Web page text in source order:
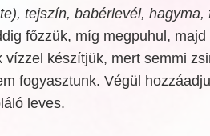
tejszín, babérlevél, hagyma,
főzzük, míg megpuhul, majd
vízzel készítjük, mert semmi
fogyasztunk. Végül
leves.